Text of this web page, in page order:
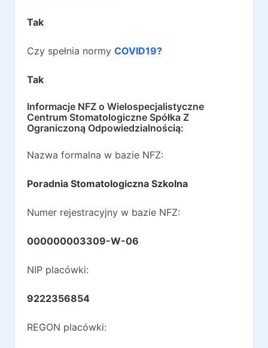
Tak
Czy spełnia normy COVID19?
Tak
Informacje NFZ o Wielospecjalistyczne
Centrum Stomatologiczne Spółka Z
Ograniczoną Odpowiedzialnością:
Nazwa formalna w bazie NFZ:
Poradnia Stomatologiczna Szkolna
Numer rejestracyjny w bazie NFZ:
000000003309-W-06
NIP placówki:
9222356854
REGON placówki: